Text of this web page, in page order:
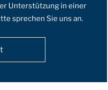
Unterstützung in einer
sprechen Sie uns an.